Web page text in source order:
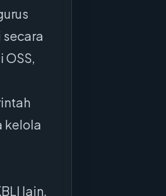
kelola
lain.